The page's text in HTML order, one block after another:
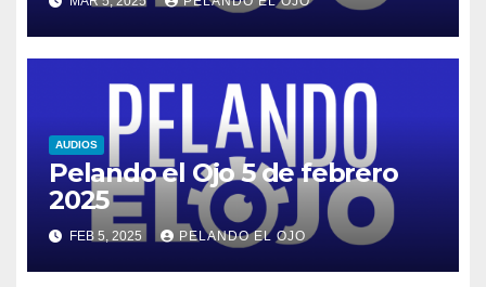
AUDIOS
Pelando el Ojo 5 de febrero
2025
FEB 5, 2025 PELANDO EL OJO